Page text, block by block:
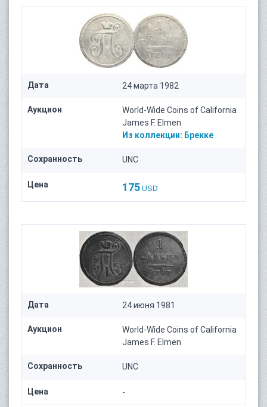
Дата 24 марта 1982
Аукцион
World-Wide Coins of California
James F. Elmen
Из коллекции: Брекке
Сохранность UNC
Цена 175 USD
Дата 24 июня 1981
Аукцион
World-Wide Coins of California
James F. Elmen
Сохранность UNC
Цена -